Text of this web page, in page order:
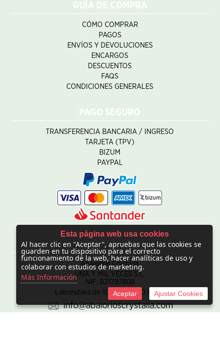
GUÍA DE COMPRA
CÓMO COMPRAR
PAGOS
ENVÍOS Y DEVOLUCIONES
ENCARGOS
DESCUENTOS
FAQS
CONDICIONES GENERALES
PAGO SEGURO
TRANSFERENCIA BANCARIA / INGRESO
TARJETA (TPV)
BIZUM
PAYPAL
CONTACTO
Abalorios Crystalia
UNA Y MIL VECES S.L.
NIF: B21797808
Laborables de 10:00 - 20:00 horas
info@abalorioscrystalia.com
Esta página web usa cookies
Al hacer clic en "Aceptar", apruebas que las cookies se
guarden en tu dispositivo para el correcto
funcionamiento de la web, hacer analíticas de uso y
colaborar con estudios de marketing.
Más Información
Aceptar Ajustar Cookies